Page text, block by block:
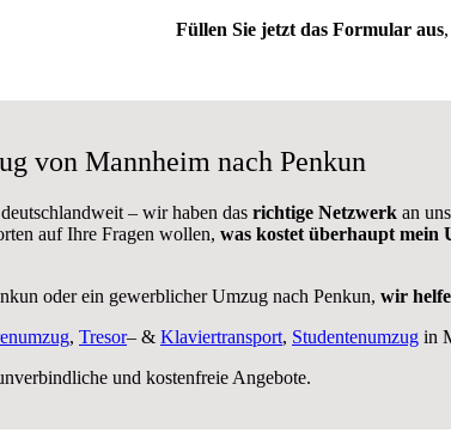
Füllen Sie jetzt das Formular aus,
von Mannheim nach Penkun
– wir haben das richtige Netzwerk an
auf Ihre Fragen wollen, was kostet überhaupt mein
oder ein gewerblicher Umzug nach Penkun, wir
, Tresor– & Klaviertransport, Studentenumzug in
und kostenfreie Angebote.